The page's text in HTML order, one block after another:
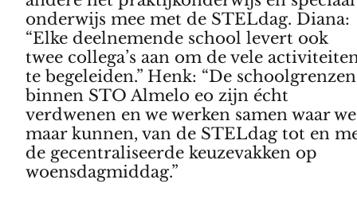
onderwijs mee met de STELdag. Diana:
“Elke deelnemende school levert ook
twee collega’s aan om de vele
te begeleiden.” Henk: “De schoolgrenzen
binnen STO Almelo eo zijn écht
verdwenen en we werken samen waar we
maar kunnen, van de STELdag tot en
de gecentraliseerde keuzevakken op
woensdagmiddag.”